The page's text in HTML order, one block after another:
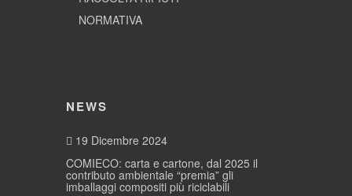
NORMATIVA
NEWS
19 Dicembre 2024
COMIECO: carta e cartone, dal 2025 il
contributo ambientale “premia” gli
imballaggi compositi più riciclabili